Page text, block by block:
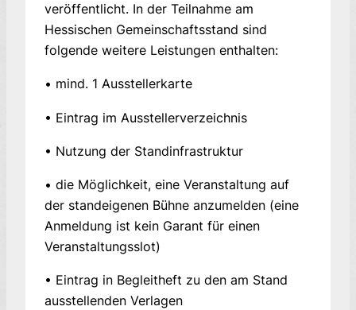
veröffentlicht. In der Teilnahme am
Hessischen Gemeinschaftsstand sind
folgende weitere Leistungen enthalten:
• mind. 1 Ausstellerkarte
• Eintrag im Ausstellerverzeichnis
• Nutzung der Standinfrastruktur
• die Möglichkeit, eine Veranstaltung auf
der standeigenen Bühne anzumelden (eine
Anmeldung ist kein Garant für einen
Veranstaltungsslot)
• Eintrag in Begleitheft zu den am Stand
ausstellenden Verlagen